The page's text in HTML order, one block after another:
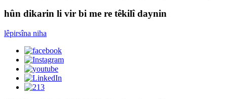
hûn dikarin li vir bi me re têkilî daynin
lêpirsîna niha